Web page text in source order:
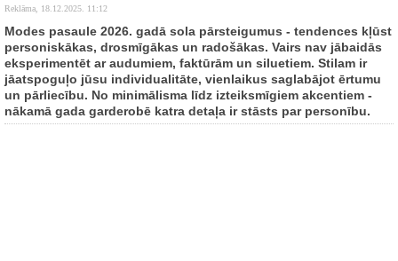
Reklāma, 18.12.2025. 11:12
Modes pasaule 2026. gadā sola pārsteigumus - tendences kļūst
personiskākas, drosmīgākas un radošākas. Vairs nav jābaidās
eksperimentēt ar audumiem, faktūrām un siluetiem. Stilam ir
jāatspoguļo jūsu individualitāte, vienlaikus saglabājot ērtumu
un pārliecību. No minimālisma līdz izteiksmīgiem akcentiem -
nākamā gada garderobē katra detaļa ir stāsts par personību.